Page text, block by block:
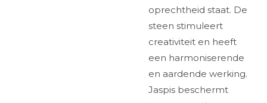
oprechtheid staat. De
steen stimuleert
creativiteit en heeft
een harmoniserende
en aardende werking.
Jaspis beschermt